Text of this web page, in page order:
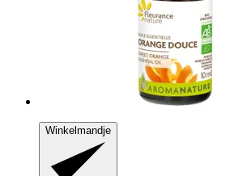
Winkelmandje